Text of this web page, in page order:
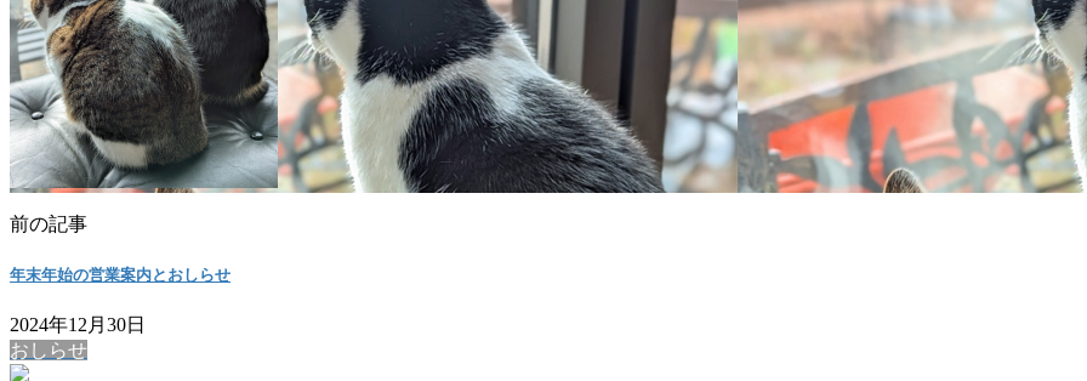
前の記事
年末年始の営業案内とおしらせ
2024年12月30日
おしらせ